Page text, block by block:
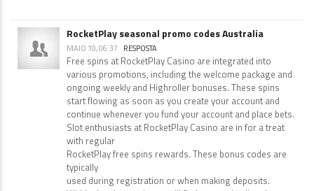
RocketPlay seasonal promo codes Australia
MAIO 10, 06:37 RESPOSTA
Free spins at RocketPlay Casino are integrated into
various promotions, including the welcome package and
ongoing weekly and Highroller bonuses. These spins
start flowing as soon as you create your account and
continue whenever you fund your account and place bets.
Slot enthusiasts at RocketPlay Casino are in for a treat
with regular
RocketPlay free spins rewards. These bonus codes are
typically
used during registration or when making deposits.